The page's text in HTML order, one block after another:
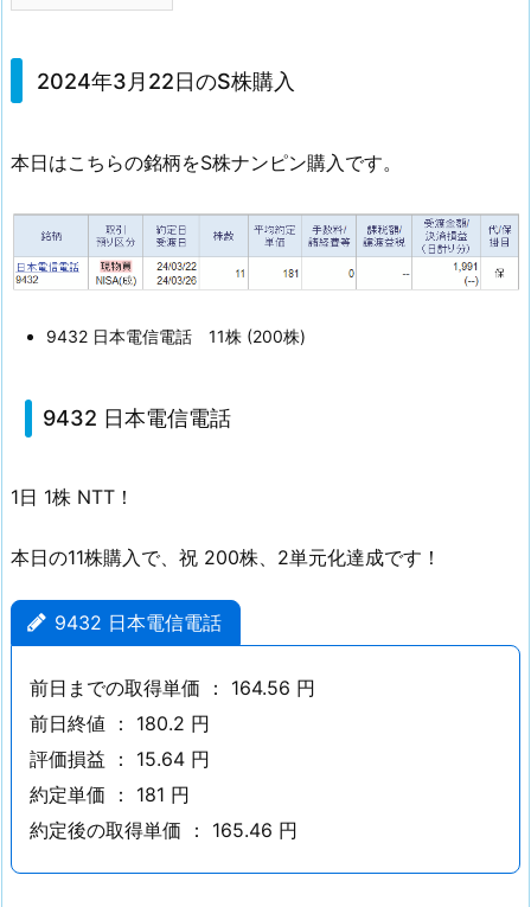
1.
0
年
月
2
2
株
1.
9
4
3
日
本
電
信
電
2024年3月22日のS株購入
本日はこちらの銘柄をS株ナンピン購入です。
9432 日本電信電話 11株 (200株)
9432 日本電信電話
1日 1株 NTT！
本日の11株購入で、祝 200株、2単元化達成です！
9432 日本電信電話
前日までの取得単価 ： 164.56 円
前日終値 ： 180.2 円
評価損益 ： 15.64 円
約定単価 ： 181 円
約定後の取得単価 ： 165.46 円